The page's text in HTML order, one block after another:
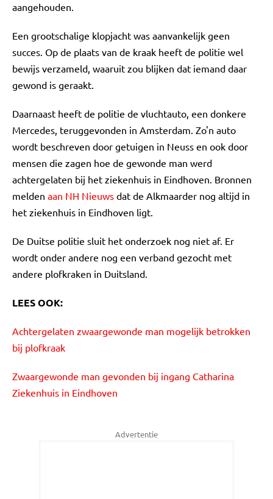
aangehouden.
Een grootschalige klopjacht was aanvankelijk geen
succes. Op de plaats van de kraak heeft de politie wel
bewijs verzameld, waaruit zou blijken dat iemand daar
gewond is geraakt.
Daarnaast heeft de politie de vluchtauto, een donkere
Mercedes, teruggevonden in Amsterdam. Zo'n auto
wordt beschreven door getuigen in Neuss en ook door
mensen die zagen hoe de gewonde man werd
achtergelaten bij het ziekenhuis in Eindhoven. Bronnen
melden aan NH Nieuws dat de Alkmaarder nog altijd in
het ziekenhuis in Eindhoven ligt.
De Duitse politie sluit het onderzoek nog niet af. Er
wordt onder andere nog een verband gezocht met
andere plofkraken in Duitsland.
LEES OOK:
Achtergelaten zwaargewonde man mogelijk betrokken
bij plofkraak
Zwaargewonde man gevonden bij ingang Catharina
Ziekenhuis in Eindhoven
Advertentie